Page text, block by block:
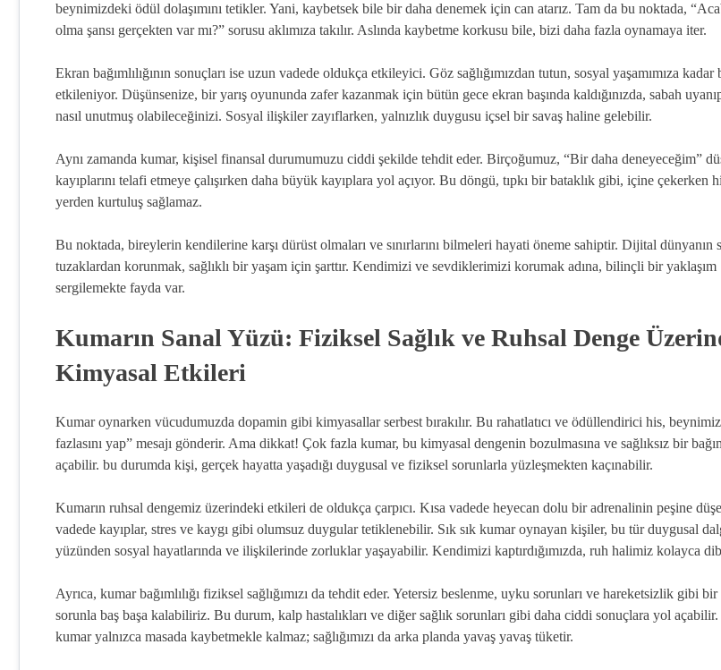
beynimizdeki ödül dolaşımını tetikler. Yani, kaybetsek bile bir daha denemek için can atarız. Tam da bu noktada,
olma şansı gerçekten var mı?” sorusu aklımıza takılır. Aslında kaybetme korkusu bile, bizi daha fazla oynamaya iter.
Ekran bağımlılığının sonuçları ise uzun vadede oldukça etkileyici. Göz sağlığımızdan tutun, sosyal yaşamımıza
etkileniyor. Düşünsenize, bir yarış oyununda zafer kazanmak için bütün gece ekran başında kaldığınızda, sabah
nasıl unutmuş olabileceğinizi. Sosyal ilişkiler zayıflarken, yalnızlık duygusu içsel bir savaş haline gelebilir.
Aynı zamanda kumar, kişisel finansal durumumuzu ciddi şekilde tehdit eder. Birçoğumuz, “Bir daha deneyeceğim”
kayıplarını telafi etmeye çalışırken daha büyük kayıplara yol açıyor. Bu döngü, tıpkı bir bataklık gibi, içine çekerken
yerden kurtuluş sağlamaz.
Bu noktada, bireylerin kendilerine karşı dürüst olmaları ve sınırlarını bilmeleri hayati öneme sahiptir. Dijital dünyanın
tuzaklardan korunmak, sağlıklı bir yaşam için şarttır. Kendimizi ve sevdiklerimizi korumak adına, bilinçli bir yaklaşım
sergilemekte fayda var.
Kumarın Sanal Yüzü: Fiziksel Sağlık ve Ruhsal Denge
Kimyasal Etkileri
Kumar oynarken vücudumuzda dopamin gibi kimyasallar serbest bırakılır. Bu rahatlatıcı ve ödüllendirici his,
fazlasını yap” mesajı gönderir. Ama dikkat! Çok fazla kumar, bu kimyasal dengenin bozulmasına ve sağlıksız bir
açabilir. bu durumda kişi, gerçek hayatta yaşadığı duygusal ve fiziksel sorunlarla yüzleşmekten kaçınabilir.
Kumarın ruhsal dengemiz üzerindeki etkileri de oldukça çarpıcı. Kısa vadede heyecan dolu bir adrenalinin peşine
vadede kayıplar, stres ve kaygı gibi olumsuz duygular tetiklenebilir. Sık sık kumar oynayan kişiler, bu tür duygusal
yüzünden sosyal hayatlarında ve ilişkilerinde zorluklar yaşayabilir. Kendimizi kaptırdığımızda, ruh halimiz kolayca
Ayrıca, kumar bağımlılığı fiziksel sağlığımızı da tehdit eder. Yetersiz beslenme, uyku sorunları ve hareketsizlik gibi
sorunla baş başa kalabiliriz. Bu durum, kalp hastalıkları ve diğer sağlık sorunları gibi daha ciddi sonuçlara yol açabilir.
kumar yalnızca masada kaybetmekle kalmaz; sağlığımızı da arka planda yavaş yavaş tüketir.